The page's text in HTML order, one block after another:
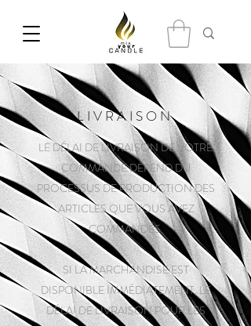
LIVRAISON
LE DÉLAI DE LIVRAISON DE VOTRE
COMMANDE DÉPEND DU
PROCESSUS DE PRODUCTION DES
ARTICLES QUE VOUS AVEZ
COMMANDÉS.
SI LA MARCHANDISE EST
DISPONIBLE IMMÉDIATEMENT, LE
DÉLAI DE LIVRAISON POUR LES